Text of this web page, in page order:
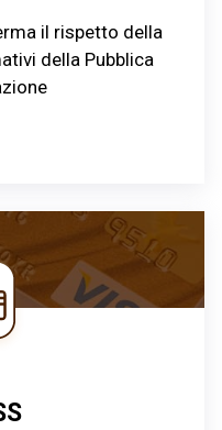
il rispetto della
della Pubblica